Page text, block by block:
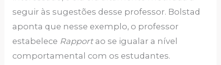
seguir às sugestões desse professor. Bolstad
aponta que nesse exemplo, o professor
estabelece Rapportao se igualar a nível
comportamental com os estudantes.